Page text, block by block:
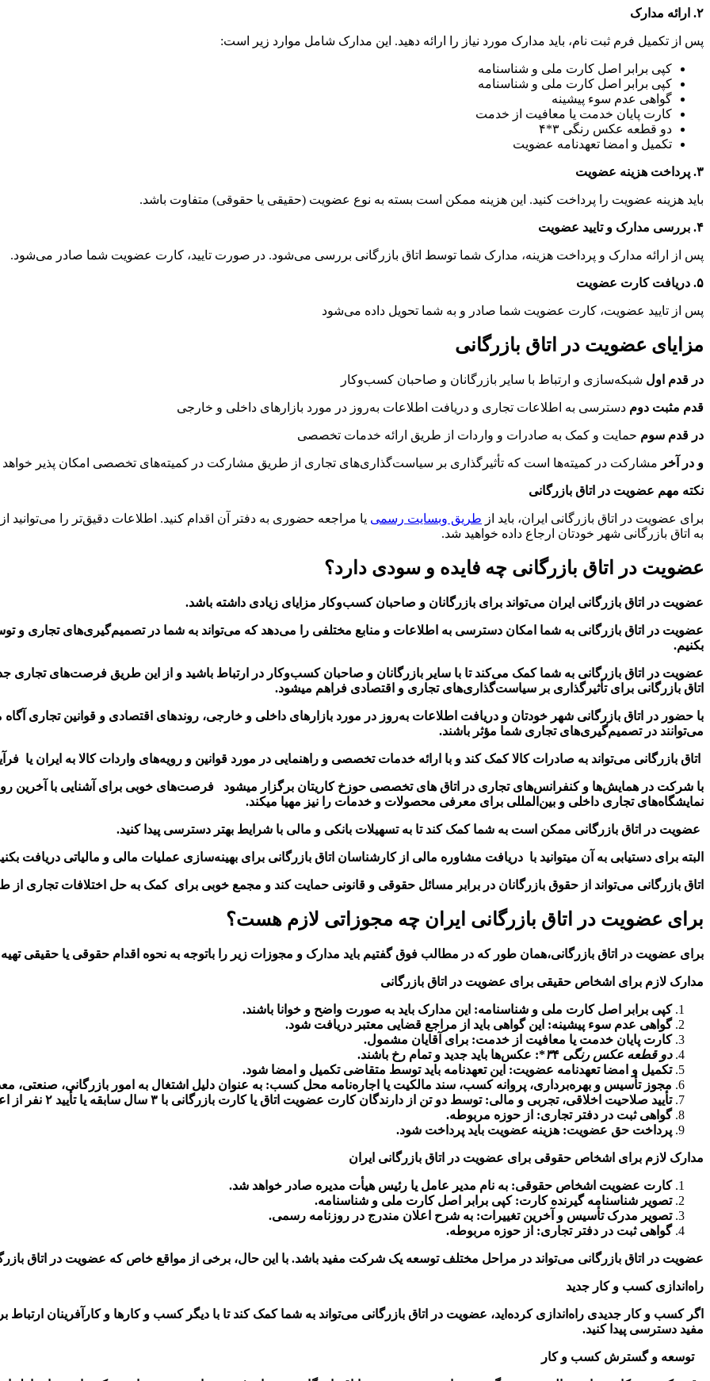
۲. ارائه مدارک
پس از تکمیل فرم ثبت نام، باید مدارک مورد نیاز را ارائه دهید. این مدارک شامل موارد زیر است:
کپی برابر اصل کارت ملی و شناسنامه
کپی برابر اصل کارت ملی و شناسنامه
گواهی عدم سوء پیشینه
کارت پایان خدمت یا معافیت از خدمت
دو قطعه عکس رنگی ۳*۴
تکمیل و امضا تعهدنامه عضویت
۳. پرداخت هزینه عضویت
باید هزینه عضویت را پرداخت کنید. این هزینه ممکن است بسته به نوع عضویت (حقیقی یا حقوقی) متفاوت باشد.
۴. بررسی مدارک و تایید عضویت
پس از ارائه مدارک و پرداخت هزینه، مدارک شما توسط اتاق بازرگانی بررسی می‌شود. در صورت تایید، کارت عضویت شما صادر می‌شود.
۵. دریافت کارت عضویت
پس از تایید عضویت، کارت عضویت شما صادر و به شما تحویل داده می‌شود
مزایای عضویت در اتاق بازرگانی
در قدم اول شبکه‌سازی و ارتباط با سایر بازرگانان و صاحبان کسب‌وکار
قدم مثبت دوم دسترسی به اطلاعات تجاری و دریافت اطلاعات به‌روز در مورد بازارهای داخلی و خارجی
در قدم سوم حمایت و کمک به صادرات و واردات از طریق ارائه خدمات تخصصی
و در آخر مشارکت در کمیته‌ها است که تأثیرگذاری بر سیاست‌گذاری‌های تجاری از طریق مشارکت در کمیته‌های تخصصی امکان پذیر خواهد
نکته مهم عضویت در اتاق بازرگانی
برای عضویت در اتاق بازرگانی ایران، باید از طریق وبسایت رسمی یا مراجعه حضوری به دفتر آن اقدام کنید. اطلاعات دقیق‌تر را
به اتاق بازرگانی شهر خودتان ارجاع داده خواهید شد.
عضویت در اتاق بازرگانی چه فایده و سودی دارد؟
عضویت در اتاق بازرگانی ایران می‌تواند برای بازرگانان و صاحبان کسب‌وکار مزایای زیادی داشته باشد.
عضویت در اتاق بازرگانی به شما امکان دسترسی به اطلاعات و منابع مختلفی را می‌دهد که می‌تواند به شما در تصمیم‌گیری‌های تجاری و
بکنیم.
عضویت در اتاق بازرگانی به شما کمک می‌کند تا با سایر بازرگانان و صاحبان کسب‌وکار در ارتباط باشید و از این طریق فرصت‌های
اتاق بازرگانی برای تأثیرگذاری بر سیاست‌گذاری‌های تجاری و اقتصادی فراهم میشود.
با حضور در اتاق بازرگانی شهر خودتان و دریافت اطلاعات به‌روز در مورد بازارهای داخلی و خارجی، روندهای اقتصادی و قوانین تجاری
می‌توانند در تصمیم‌گیری‌های تجاری شما مؤثر باشند.
اتاق بازرگانی می‌تواند به صادرات کالا کمک کند و با ارائه خدمات تخصصی و راهنمایی در مورد قوانین و رویه‌های واردات کالا به ایران یا
با شرکت در همایش‌ها و کنفرانس‌های تجاری در اتاق های تخصصی حوزخ کاریتان برگزار میشود فرصت‌های خوبی برای آشنایی با آخرین
نمایشگاه‌های تجاری داخلی و بین‌المللی برای معرفی محصولات و خدمات را نیز مهیا میکند.
عضویت در اتاق بازرگانی ممکن است به شما کمک کند تا به تسهیلات بانکی و مالی با شرایط بهتر دسترسی پیدا کنید.
البته برای دستیابی به آن میتوانید با دریافت مشاوره مالی از کارشناسان اتاق بازرگانی برای بهینه‌سازی عملیات مالی و مالیاتی دریافت
اتاق بازرگانی می‌تواند از حقوق بازرگانان در برابر مسائل حقوقی و قانونی حمایت کند و مجمع خوبی برای کمک به حل اختلافات تجاری از
برای عضویت در اتاق بازرگانی ایران چه مجوزاتی لازم هست؟
برای عضویت در اتاق بازرگانی،همان طور که در مطالب فوق گفتیم باید مدارک و مجوزات زیر را باتوجه به نحوه اقدام حقوقی یا حقیقی تهیه
مدارک لازم برای اشخاص حقیقی برای عضویت در اتاق بازرگانی
کپی برابر اصل کارت ملی و شناسنامه: این مدارک باید به صورت واضح و خوانا باشند.
گواهی عدم سوء پیشینه: این گواهی باید از مراجع قضایی معتبر دریافت شود.
کارت پایان خدمت یا معافیت از خدمت: برای آقایان مشمول.
دو قطعه عکس رنگی
۳۴ *: عکس‌ها باید جدید و تمام رخ باشند.
تکمیل و امضا تعهدنامه عضویت: این تعهدنامه باید توسط متقاضی تکمیل و امضا شود.
مجوز تأسیس و بهره‌برداری، پروانه کسب، سند مالکیت یا اجاره‌نامه محل کسب: به عنوان دلیل اشتغال به امور بازرگانی، صنعتی،
تأیید صلاحیت اخلاقی، تجربی و مالی:توسط دو تن از دارندگان کارت عضویت اتاق یا کارت بازرگانی با ۳ سال سابقه یا تأیید ۲ نفر از
گواهی ثبت در دفتر تجاری: از حوزه مربوطه.
پرداخت حق عضویت: هزینه عضویت باید پرداخت شود.
مدارک لازم برای اشخاص حقوقی برای عضویت در اتاق بازرگانی ایران
کارت عضویت اشخاص حقوقی: به نام مدیر عامل یا رئیس هیأت مدیره صادر خواهد شد.
تصویر شناسنامه گیرنده کارت:کپی برابر اصل کارت ملی و شناسنامه.
تصویر مدرک تأسیس و آخرین تغییرات: به شرح اعلان مندرج در روزنامه رسمی.
گواهی ثبت در دفتر تجاری: از حوزه مربوطه.
عضویت در اتاق بازرگانی می‌تواند در مراحل مختلف توسعه یک شرکت مفید باشد. با این حال، برخی از مواقع خاص که عضویت در اتاق
راه‌اندازی کسب و کار جدید
اگر کسب و کار جدیدی راه‌اندازی کرده‌اید، عضویت در اتاق بازرگانی می‌تواند به شما کمک کند تا با دیگر کسب و کارها و کارآفرینان ارتباط
مفید دسترسی پیدا کنید.
توسعه و گسترش کسب و کار